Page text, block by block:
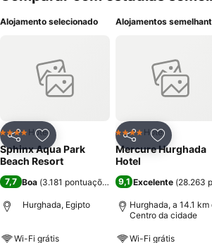
Alojamento selecionado
PartilharAdicionar aos favoritos
4 EstrelasHotel
Sphinx Aqua Park
Beach Resort
7,7 Boa (3.181 pontuações
Hurghada, Egipto
Wi-Fi grátis
Alojamentos
PartilharAdicionar
4 EstrelasHotel
Mercure Hurghada
Hotel
9,1 Excelente (28.263
Hurghada, a 14.1 km
Centro da cidade
Wi-Fi grátis